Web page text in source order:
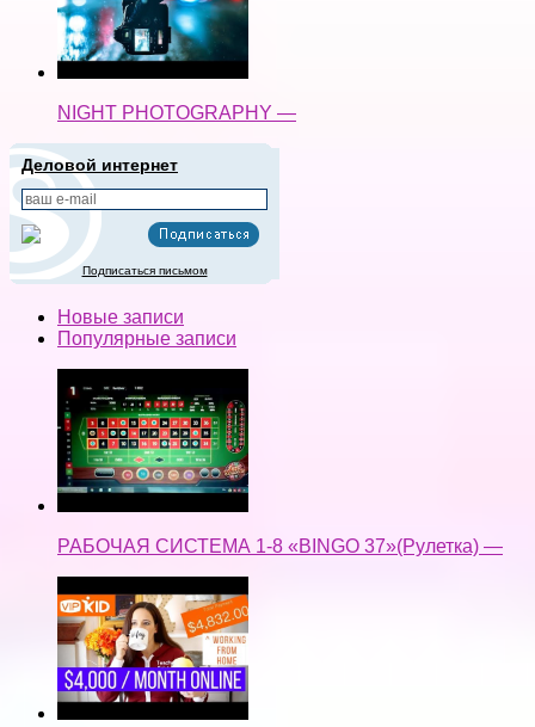
NIGHT PHOTOGRAPHY —
Деловой интернет
Подписаться письмом
Новые записи
Популярные записи
РАБОЧАЯ СИСТЕМА 1-8 «BINGO 37»(Рулетка) —